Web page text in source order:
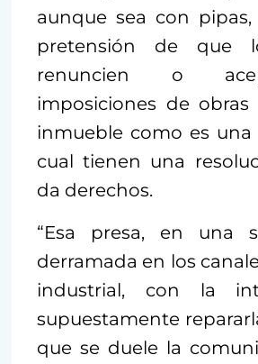
aunque sea con
pretensión de que
renuncien o
imposiciones de
inmueble como es una
cual tienen una
da derechos.
“Esa presa, en una
derramada en los
industrial, con la
supuestamente
que se duele la